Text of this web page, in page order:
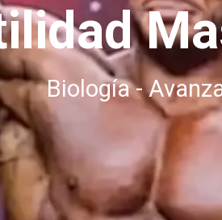
Biología -